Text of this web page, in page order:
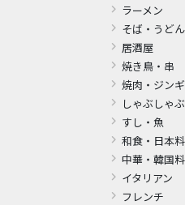
ラーメン
そば・うど
居酒屋
焼き鳥・串
焼肉・ジン
しゃぶしゃ
すし・魚
和食・日本
中華・韓国
イタリアン
フレンチ